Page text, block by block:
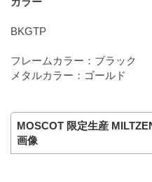
BKGTP
フレームカラー：ブラック
メタルカラー：ゴールド
MOSCOT 限定生産
画像